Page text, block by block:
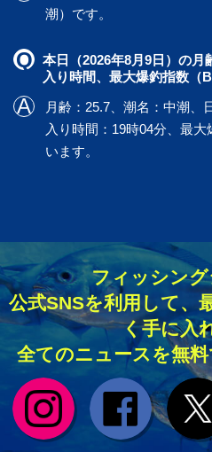
潮）です。
本日（2026年8月9日）の
入り時間、最大爆釣指数（
月齢：25.7、潮名：中潮、
入り時間：19時04分、最
います。
フィッシン
公式SNSを利用して、
く手に入
全てのニュースを無